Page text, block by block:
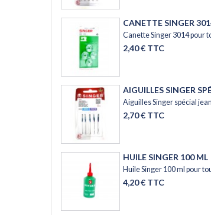
CANETTE SINGER
Canette Singer 3014 pour
2,40 € TTC
AIGUILLES SINGER
Aiguilles Singer spécial
2,70 € TTC
HUILE SINGER 100 ML
Huile Singer 100 ml pour
4,20 € TTC